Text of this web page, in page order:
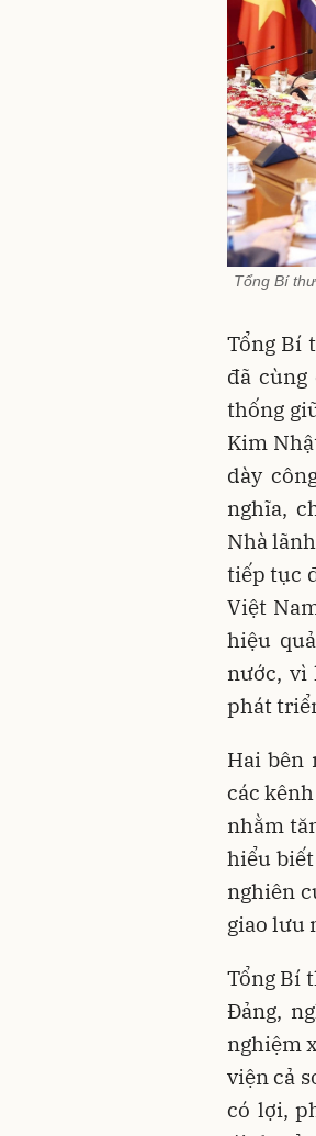
Tổng Bí
Tổng Bí
đã
thống
Kim
dày
nghĩa,
Nhà
tiếp tục
Việt
hiệu
nước, vì
phát
Hai bên
các
nhằm
hiểu
nghiên
giao lưu
Tổng Bí
Đảng,
nghiệm
viện cả
có lợi,